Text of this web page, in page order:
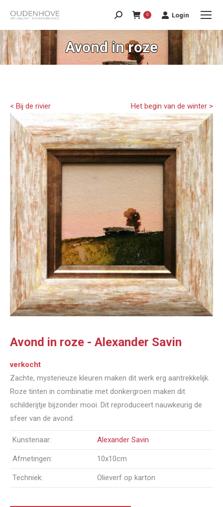
0 Login
Avond in roze
Het begin van de winter >
< Bij de rivier
Avond in roze - Alexander Savin
verkocht
Zachte, mysterieuze kleuren maken dit werk erg aantrekkelijk.
Roze tinten in combinatie met donkergroen maken dit
schilderijtje bijzonder mooi. Dit reproduceert nauwkeurig de
sfeer van de avond.
Kunstenaar: Alexander Savin
Afmetingen: 10x10cm
Techniek: Olieverf op karton